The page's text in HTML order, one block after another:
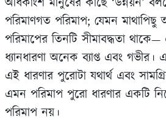
পরিমাণগত পরিমাপ; যেমন
পরিমাপের তিনটি সীমাবদ্ধতা
ধ্যানধারণা অনেক ব্যাপ্ত এবং
এই ধারণার পুরোটা যথার্থ এবং
এমন পরিমাপ পুরো ধারণার একটি
পরিমাপ নয়।